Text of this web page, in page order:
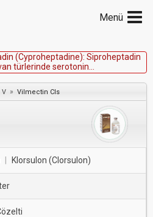
Menü
din (Cyproheptadine): Siproheptadin
an türerinde serotonin
unyönetimindeyararlıolabilirve
tahuyarıcıolarakkullanılmıştır
V » Vilmectin Cls
Klorsulon (Clorsulon)